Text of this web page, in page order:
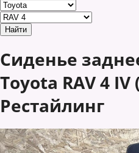
Сиденье
Toyota RAV 4 IV
Рестайлинг